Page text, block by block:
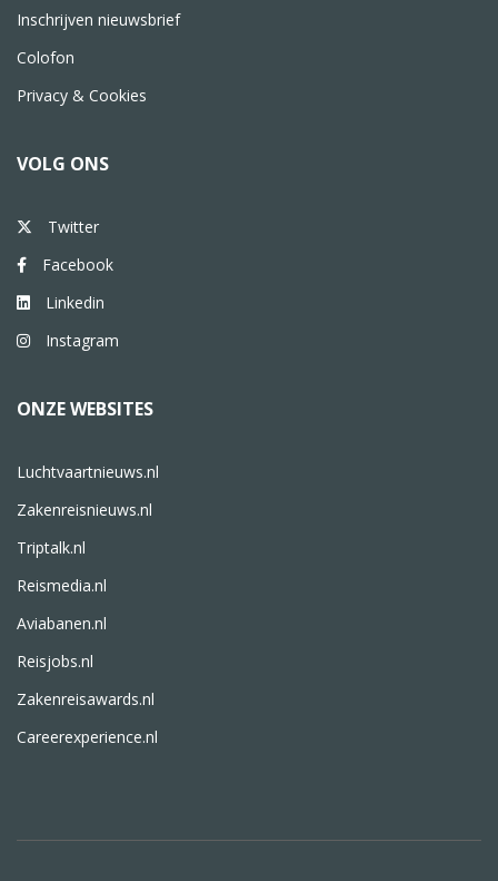
Inschrijven nieuwsbrief
Colofon
Privacy & Cookies
VOLG ONS
Twitter
Facebook
Linkedin
Instagram
ONZE WEBSITES
Luchtvaartnieuws.nl
Zakenreisnieuws.nl
Triptalk.nl
Reismedia.nl
Aviabanen.nl
Reisjobs.nl
Zakenreisawards.nl
Careerexperience.nl